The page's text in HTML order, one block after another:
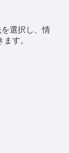
選択し、情
す。